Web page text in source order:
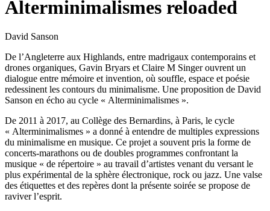
Alter­minimalismes reloaded
David Sanson
De l’Angleterre aux Highlands, entre madrigaux contemporains et
drones organiques, Gavin Bryars et Claire M Singer ouvrent un
dialogue entre mémoire et invention, où souffle, espace et poésie
redessinent les contours du minimalisme. Une proposition de David
Sanson en écho au cycle « Alterminimalismes ».
De 2011 à 2017, au Collège des Bernardins, à Paris, le cycle
« Alterminimalismes » a donné à entendre de multiples expressions
du minimalisme en musique. Ce projet a souvent pris la forme de
concerts-marathons ou de doubles programmes confrontant la
musique « de répertoire » au travail d’artistes venant du versant le
plus expérimental de la sphère électronique, rock ou jazz. Une valse
des étiquettes et des repères dont la présente soirée se propose de
raviver l’esprit.